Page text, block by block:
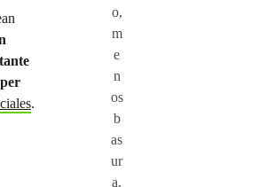
.
o,
m
e
n
os
b
as
ur
a.